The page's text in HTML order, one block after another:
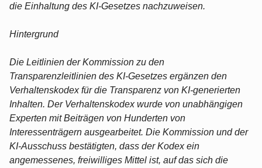
die Einhaltung des KI-Gesetzes nachzuweisen.
Hintergrund
Die Leitlinien der Kommission zu den
Transparenzleitlinien des KI-Gesetzes ergänzen den
Verhaltenskodex für die Transparenz von KI-generierten
Inhalten. Der Verhaltenskodex wurde von unabhängigen
Experten mit Beiträgen von Hunderten von
Interessenträgern ausgearbeitet. Die Kommission und der
KI-Ausschuss bestätigten, dass der Kodex ein
angemessenes, freiwilliges Mittel ist, auf das sich die